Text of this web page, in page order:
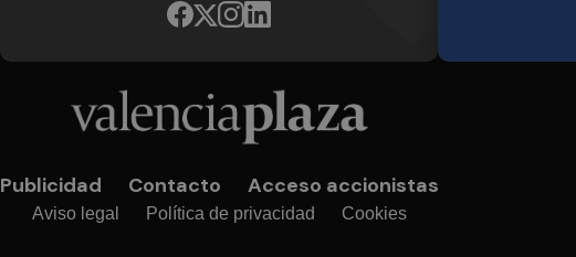
Publicidad Contacto Acceso accionistas
Aviso legal Política de privacidad Cookies